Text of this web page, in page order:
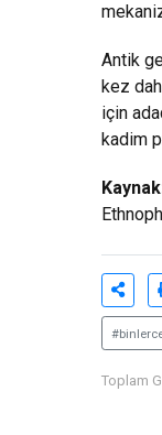
Antik
kez
için
kadim
Toplam